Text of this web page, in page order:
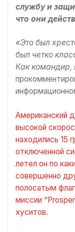
службу и
что они
«Это был
был четко
Как командир,
Американский
высокой
находились 15
отключенной
летел он по
совершенно
полосатым
миссии
хуситов.